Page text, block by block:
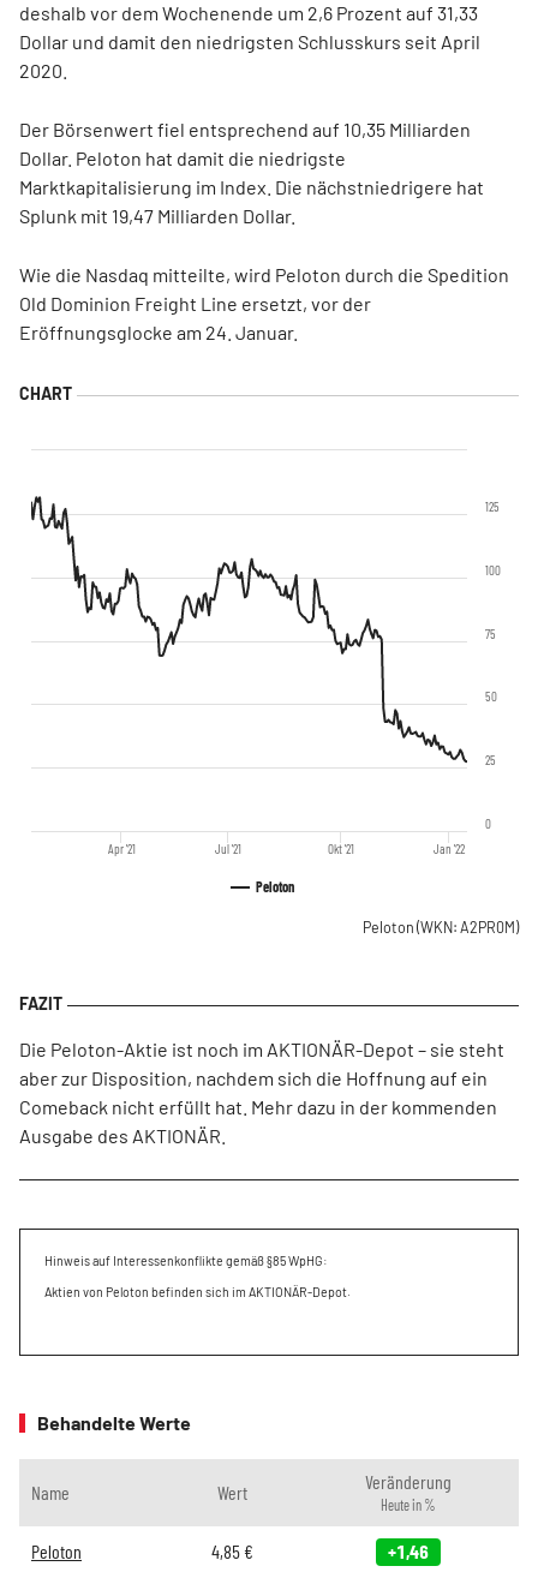
deshalb vor dem Wochenende um 2,6 Prozent auf 31,33
Dollar und damit den niedrigsten Schlusskurs seit April
2020.
Der Börsenwert fiel entsprechend auf 10,35 Milliarden
Dollar. Peloton hat damit die niedrigste
Marktkapitalisierung im Index. Die nächstniedrigere hat
Splunk mit 19,47 Milliarden Dollar.
Wie die Nasdaq mitteilte, wird Peloton durch die Spedition
Old Dominion Freight Line ersetzt, vor der
Eröffnungsglocke am 24. Januar.
Peloton
Jul '21 Jan '22
Apr '21 Okt '21
0
25
50
75
100
125
Peloton (WKN: A2PR0M)
Die Peloton-Aktie ist noch im AKTIONÄR-Depot – sie steht
aber zur Disposition, nachdem sich die Hoffnung auf ein
Comeback nicht erfüllt hat. Mehr dazu in der kommenden
Ausgabe des AKTIONÄR.
Hinweis auf Interessenkonflikte gemäß §85 WpHG:
Aktien von Peloton befinden sich im AKTIONÄR-Depot.
Behandelte Werte
Name Wert Veränderung
Heute in %
Peloton 4,85 € +1,46